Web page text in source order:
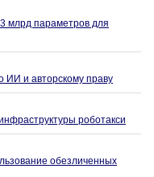
млрд параметров для
ИИ и авторскому праву
роботакси
обезличенных